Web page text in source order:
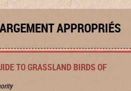
APPROPRIÉS
TO GRASSLAND BIRDS OF